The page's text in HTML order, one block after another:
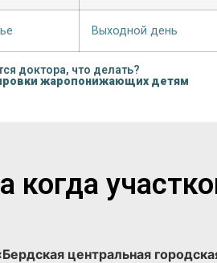
Выходной день
доктора, что делать?
жаропонижающих детям
центральная